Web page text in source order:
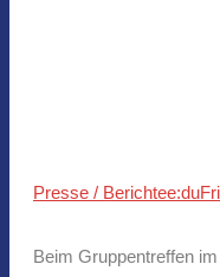
Presse / Berichtee:du
Beim Gruppentreffen